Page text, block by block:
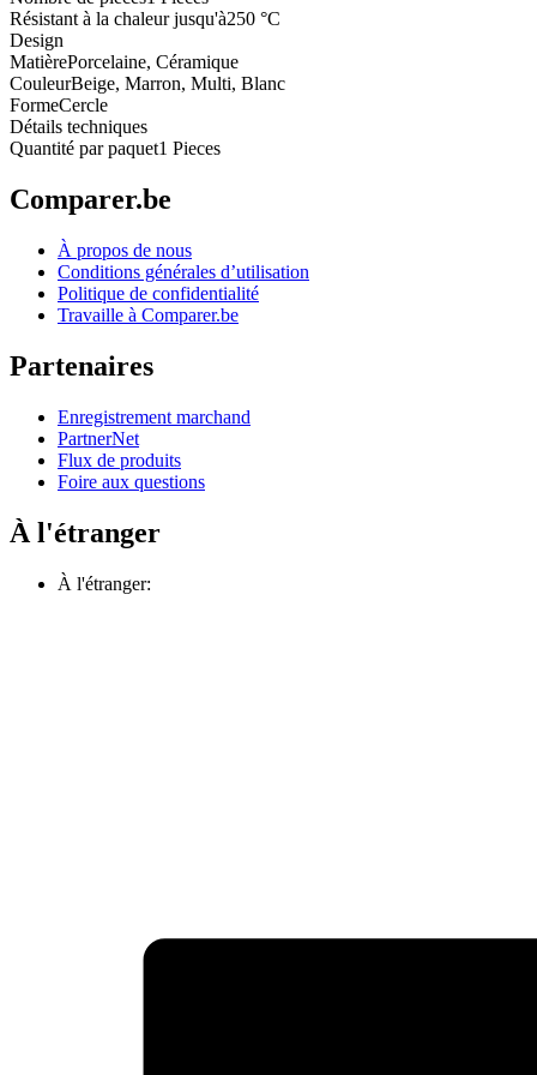
Résistant à la chaleur jusqu'à250 °C
Design
MatièrePorcelaine, Céramique
CouleurBeige, Marron, Multi, Blanc
FormeCercle
Détails techniques
Quantité par paquet1 Pieces
Comparer.be
À propos de nous
Conditions générales d’utilisation
Politique de confidentialité
Travaille à Comparer.be
Partenaires
Enregistrement marchand
PartnerNet
Flux de produits
Foire aux questions
À l'étranger
À l'étranger: